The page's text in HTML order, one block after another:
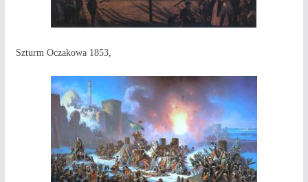
Szturm Oczakowa 1853,